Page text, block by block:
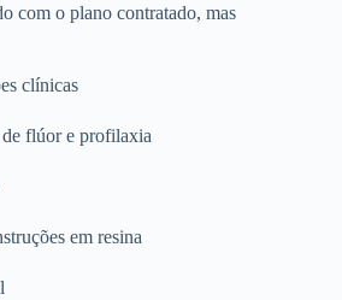
com o plano contratado, mas
clínicas
flúor e profilaxia
em resina